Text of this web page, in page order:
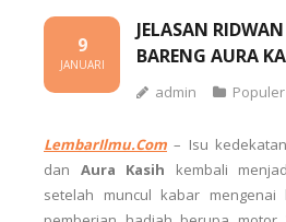
JELASAN
BARENG AURA
9
JANUARI
admin Populer
LembarIlmu.Com – Isu
dan Aura Kasih kembali
setelah muncul kabar